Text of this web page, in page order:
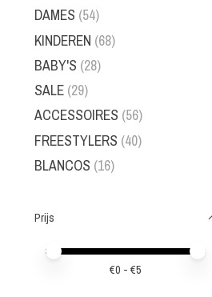
DAMES (54)
KINDEREN (68)
BABY'S (28)
SALE (29)
ACCESSOIRES (56)
FREESTYLERS (40)
BLANCOS (16)
Prijs
Minimale prijswaarde
Price maximum value
€0 - €5